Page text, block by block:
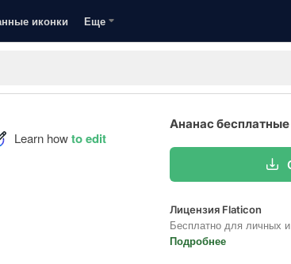
иконки Еще
Learn howto edit
Ананас
Лицензия Flaticon
Бесплатно для личных
Подробнее